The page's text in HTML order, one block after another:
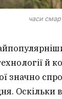
часи
й
значно
Оскільки